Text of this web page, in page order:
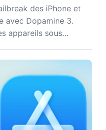
des iPhone et
avec Dopamine 3.
appareils sous…